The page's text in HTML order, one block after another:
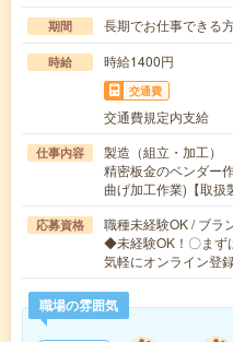
期間 長期でお仕事できる
時給 時給1400円
交通費
交通費規定内支給
仕事内容
製造（組立・加工）
精密板金のベンダー
曲げ加工作業)【取
応募資格
職種未経験OK / ブラ
◆未経験OK！〇まず
気軽にオンライン登
職場の雰囲気